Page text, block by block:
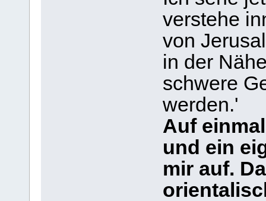
verstehe
von
in der
schwere
werden.'
Auf
und ein
mir auf.